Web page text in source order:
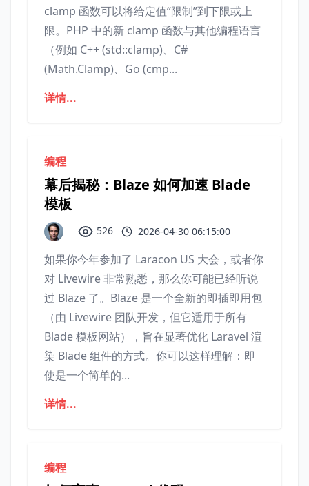
clamp 函数可以将给定值“限制”到下限或上
限。PHP 中的新 clamp 函数与其他编程语言
（例如 C++ (std::clamp)、C#
(Math.Clamp)、Go (cmp...
详情...
编程
幕后揭秘：Blaze 如何加速 Blade
模板
526 2026-04-30 06:15:00
如果你今年参加了 Laracon US 大会，或者你
对 Livewire 非常熟悉，那么你可能已经听说
过 Blaze 了。Blaze 是一个全新的即插即用包
（由 Livewire 团队开发，但它适用于所有
Blade 模板网站），旨在显著优化 Laravel 渲
染 Blade 组件的方式。你可以这样理解：即
使是一个简单的...
详情...
编程